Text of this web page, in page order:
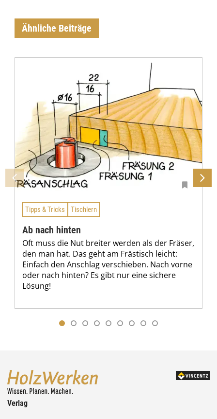
Ähnliche Beiträge
Tipps & Tricks Tischlern
Ab nach hinten
Oft muss die Nut breiter werden als der Fräser,
den man hat. Das geht am Frästisch leicht:
Einfach den Anschlag verschieben. Nach vorne
oder nach hinten? Es gibt nur eine sichere
Lösung!
Verlag